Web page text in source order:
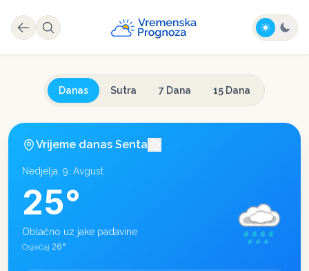
Danas Sutra 7 Dana 15 Dana
Vrijeme danas Senta
Nedjelja, 9. Avgust
25°
Oblačno uz jake padavine
Osjećaj 26°